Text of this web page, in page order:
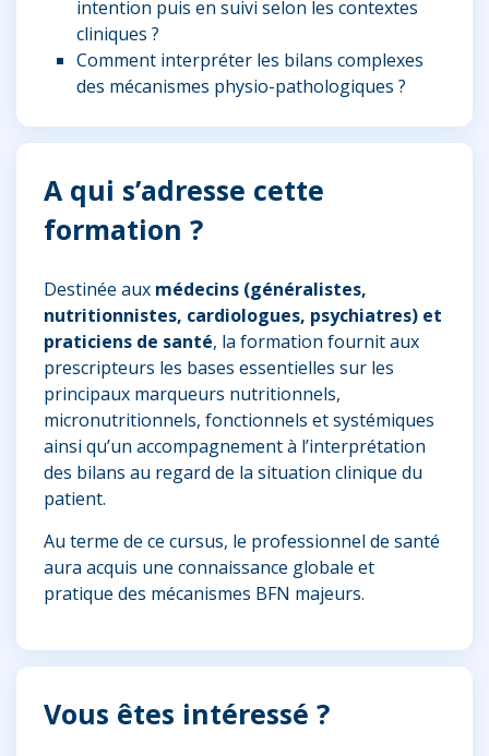
intention puis en suivi selon les contextes
cliniques ?
Comment interpréter les bilans complexes
des mécanismes physio-pathologiques ?
A qui s’adresse cette
formation ?
Destinée aux médecins (généralistes,
nutritionnistes, cardiologues, psychiatres) et
praticiens de santé, la formation fournit aux
prescripteurs les bases essentielles sur les
principaux marqueurs nutritionnels,
micronutritionnels, fonctionnels et systémiques
ainsi qu’un accompagnement à l’interprétation
des bilans au regard de la situation clinique du
patient.
Au terme de ce cursus, le professionnel de santé
aura acquis une connaissance globale et
pratique des mécanismes BFN majeurs.
Vous êtes intéressé ?